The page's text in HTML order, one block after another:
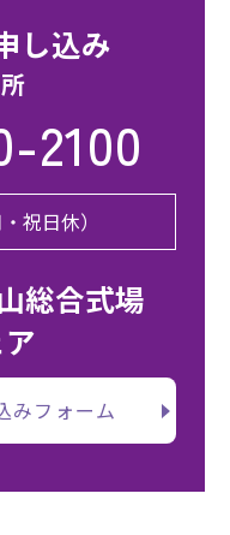
し込み
2100
祝日休）
総合式場
みフォーム